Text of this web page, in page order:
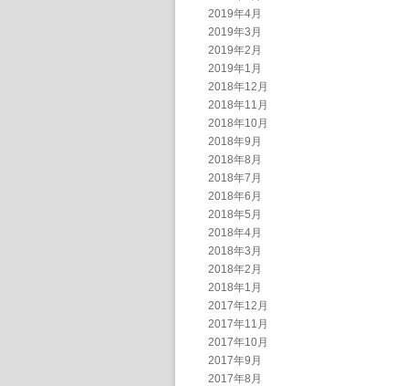
2019年4月
2019年3月
2019年2月
2019年1月
2018年12月
2018年11月
2018年10月
2018年9月
2018年8月
2018年7月
2018年6月
2018年5月
2018年4月
2018年3月
2018年2月
2018年1月
2017年12月
2017年11月
2017年10月
2017年9月
2017年8月